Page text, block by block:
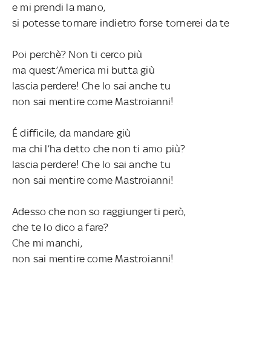
e mi prendi la mano,
si potesse tornare indietro forse tornerei da te
Poi perchè? Non ti cerco più
ma quest’America mi butta giù
lascia perdere! Che lo sai anche tu
non sai mentire come Mastroianni!
É difficile, da mandare giù
ma chi l’ha detto che non ti amo più?
lascia perdere! Che lo sai anche tu
non sai mentire come Mastroianni!
Adesso che non so raggiungerti però,
che te lo dico a fare?
Che mi manchi,
non sai mentire come Mastroianni!